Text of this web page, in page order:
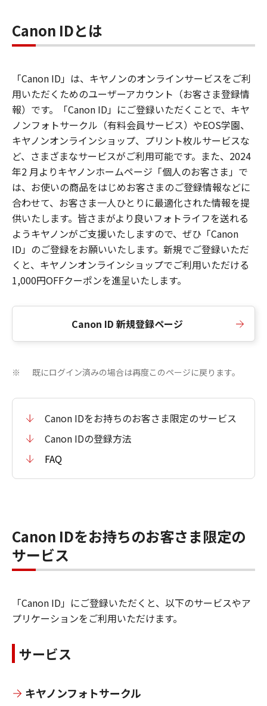
Canon IDとは
「Canon ID」は、キヤノンのオンラインサービスをご利
用いただくためのユーザーアカウント（お客さま登録情
報）です。「Canon ID」にご登録いただくことで、キヤ
ノンフォトサークル（有料会員サービス）やEOS学園、
キヤノンオンラインショップ、プリント枚ルサービスな
ど、さまざまなサービスがご利用可能です。また、2024
年2 月よりキヤノンホームページ「個人のお客さま」で
は、お使いの商品をはじめお客さまのご登録情報などに
合わせて、お客さま一人ひとりに最適化された情報を提
供いたします。皆さまがより良いフォトライフを送れる
ようキヤノンがご支援いたしますので、ぜひ「Canon
ID」のご登録をお願いいたします。新規でご登録いただ
くと、キヤノンオンラインショップでご利用いただける
1,000円OFFクーポンを進呈いたします。
Canon ID 新規登録ページ
※ 既にログイン済みの場合は再度このページに戻ります。
Canon IDをお持ちのお客さま限定のサービス
Canon IDの登録方法
FAQ
Canon IDをお持ちのお客さま限定の
サービス
「Canon ID」にご登録いただくと、以下のサービスやア
プリケーションをご利用いただけます。
サービス
キヤノンフォトサークル